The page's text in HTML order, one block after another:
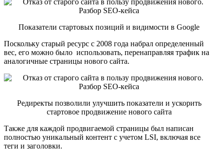
Показатели стартовых позиций и видимости в Google
Поскольку старый ресурс с 2008 года набрал определенный
вес, его можно было использовать, перенаправляя трафик на
аналогичные страницы нового сайта.
Редиректы позволили улучшить показатели и ускорить
стартовое продвижение нового сайта
Также для каждой продвигаемой страницы был написан
полностью уникальный контент с учетом LSI, включая все
теги и заголовки.